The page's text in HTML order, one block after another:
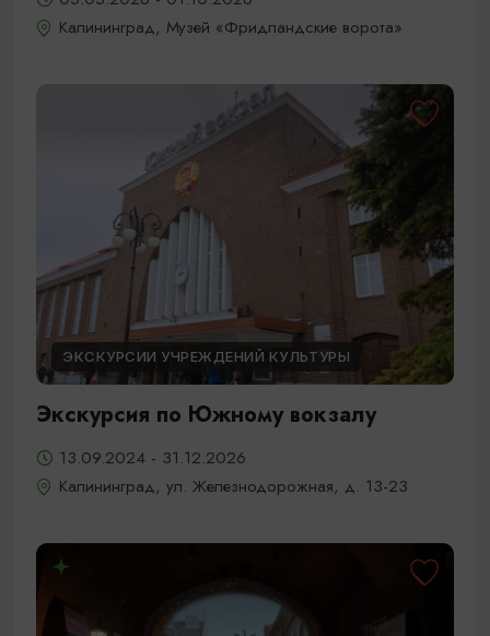
Калининград, Музей «Фридландские ворота»
ЭКСКУРСИИ УЧРЕЖДЕНИЙ КУЛЬТУРЫ
Экскурсия по Южному вокзалу
13.09.2024 - 31.12.2026
Калининград, ул. Железнодорожная, д. 13-23